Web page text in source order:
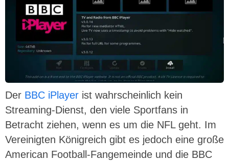
Der BBC iPlayer ist wahrscheinlich kein
Streaming-Dienst, den viele Sportfans in
Betracht ziehen, wenn es um die NFL geht. Im
Vereinigten Königreich gibt es jedoch eine große
American Football-Fangemeinde und die BBC